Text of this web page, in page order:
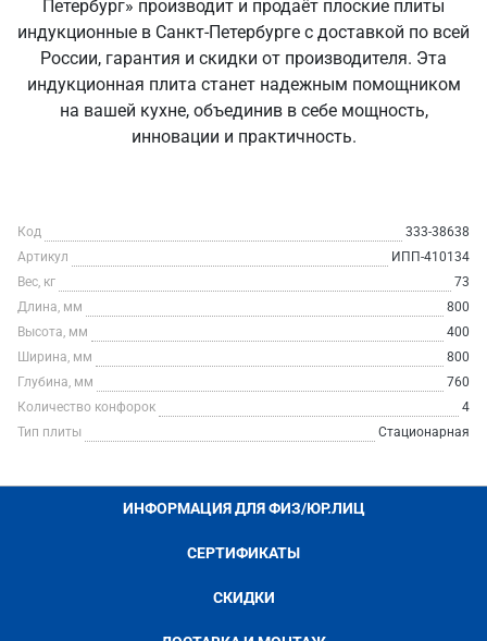
Петербург» производит и продаёт плоские плиты
индукционные в Санкт‑Петербурге с доставкой по всей
России, гарантия и скидки от производителя. Эта
индукционная плита станет надежным помощником
на вашей кухне, объединив в себе мощность,
инновации и практичность.
Код
333-38638
Артикул
ИПП-410134
Вес, кг
73
Длина, мм
800
Высота, мм
400
Ширина, мм
800
Глубина, мм
760
Количество конфорок
4
Тип плиты
Стационарная
ИНФОРМАЦИЯ ДЛЯ ФИЗ/ЮР.ЛИЦ
СЕРТИФИКАТЫ
СКИДКИ